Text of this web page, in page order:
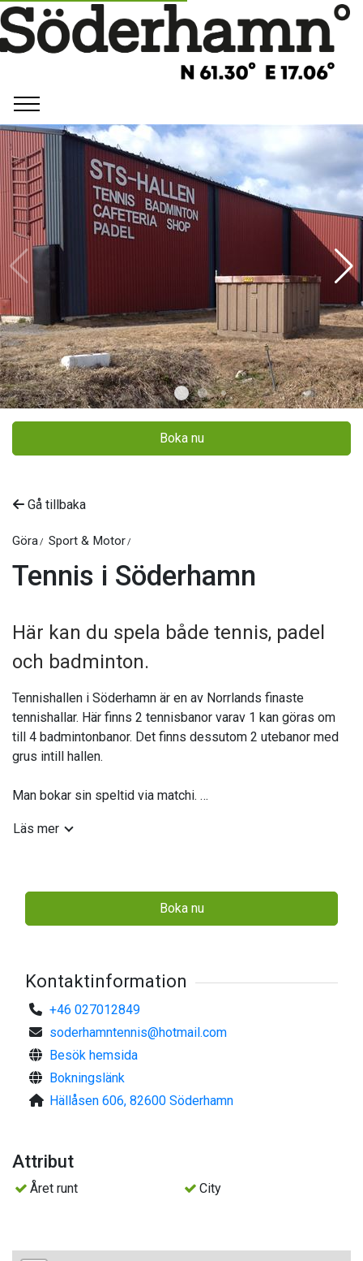
Boka nu
Gå tillbaka
Göra Sport & Motor
Tennis i Söderhamn
Här kan du spela både tennis, padel
och badminton.
Tennishallen i Söderhamn är en av Norrlands finaste
tennishallar. Här finns 2 tennisbanor varav 1 kan göras om
till 4 badmintonbanor. Det finns dessutom 2 utebanor med
grus intill hallen.
Man bokar sin speltid via matchi.
Läs mer
Boka nu
Kontaktinformation
+46 027012849
soderhamntennis@hotmail.com
Besök hemsida
Bokningslänk
Hällåsen 606, 82600 Söderhamn
Attribut
Året runt City